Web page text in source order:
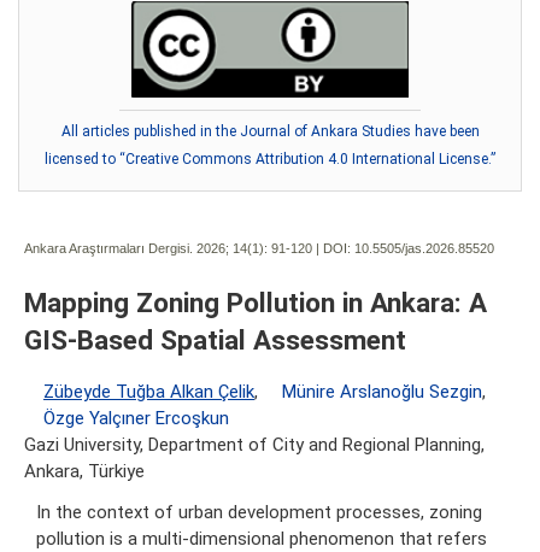
All articles published in the Journal of Ankara Studies have been
licensed to “Creative Commons Attribution 4.0 International License.”
Ankara Araştırmaları Dergisi. 2026; 14(1): 91-120 | DOI: 10.5505/jas.2026.85520
Mapping Zoning Pollution in Ankara: A
GIS-Based Spatial Assessment
Zübeyde Tuğba Alkan Çelik, Münire Arslanoğlu Sezgin,
Özge Yalçıner Ercoşkun
Gazi University, Department of City and Regional Planning,
Ankara, Türkiye
In the context of urban development processes, zoning
pollution is a multi-dimensional phenomenon that refers